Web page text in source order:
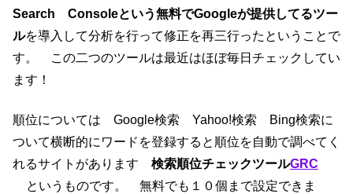
Search Consoleという無料でGoogleが提供してるツー
ルを導入して分析を行って修正を再三行ったということで
す。 この二つのツールは最近はほぼ毎日チェックしてい
ます！
順位については Google検索 Yahoo!検索 Bing検索に
ついて横断的にワードを登録すると順位を自動で調べてく
れるサイトがあります 検索順位チェックツールGRC
というものです。 無料でも１０個まで設定できま